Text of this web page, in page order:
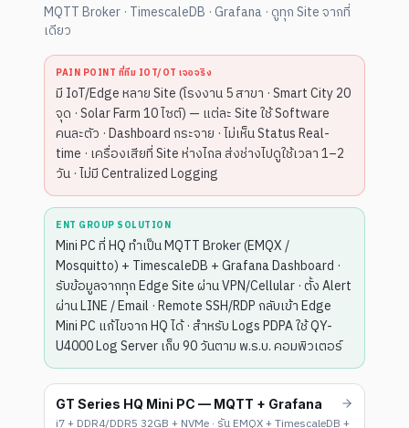
MQTT Broker · TimescaleDB · Grafana · ดูทุก Site จากที่
เดียว
PAIN POINT ที่ทีม IOT/OT เจอจริง
มี IoT/Edge หลาย Site (โรงงาน 5 สาขา · Smart City 20
จุด · Solar Farm 10 ไซต์) — แต่ละ Site ใช้ Software
คนละตัว · Dashboard กระจาย · ไม่เห็น Status Real-
time · เครื่องเสียที่ Site ห่างไกล ส่งช่างไปดูใช้เวลา 1–2
วัน · ไม่มี Centralized Logging
ENT GROUP SOLUTION
Mini PC ที่ HQ ทำเป็น MQTT Broker (EMQX /
Mosquitto) + TimescaleDB + Grafana Dashboard ·
รับข้อมูลจากทุก Edge Site ผ่าน VPN/Cellular · ตั้ง Alert
ผ่าน LINE / Email · Remote SSH/RDP กลับเข้า Edge
Mini PC แก้ไขจาก HQ ได้ · สำหรับ Logs PDPA ใช้ QY-
U4000 Log Server เก็บ 90 วันตาม พ.ร.บ. คอมพิวเตอร์
GT Series HQ Mini PC — MQTT + Grafana
i7 + DDR4/DDR5 32GB + NVMe · รัน EMQX + TimescaleDB +